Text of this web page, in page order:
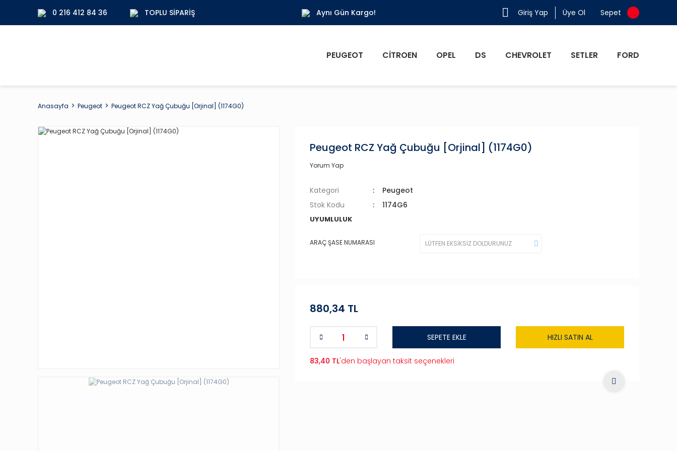
0 216 412 84 36 TOPLU SIPARIŞ Aynı Gün Kargo! Giriş Yap Üye Ol Sepet
PEUGEOT CITROEN OPEL DS CHEVROLET SETLER FORD
Anasayfa Peugeot Peugeot RCZ Yağ Çubuğu [Orjinal] (1174G0)
Peugeot RCZ Yağ Çubuğu [Orjinal] (1174G0)
Yorum Yap
Kategori
Peugeot
Stok Kodu
1174G6
UYUMLULUK
ARAÇ ŞASE NUMARASI
880,34 TL
SEPETE EKLE HIZLI SATIN AL
83,40 TL'den başlayan taksit seçenekleri